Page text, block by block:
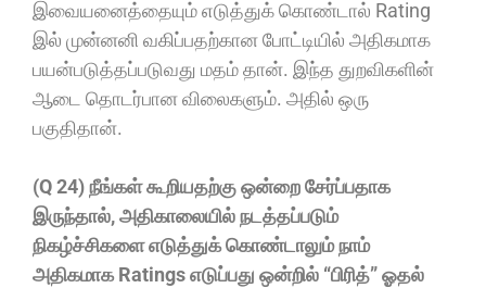
இவையனைத்தையும் எடுத்துக் கொண்டால் Rating
இல் முன்னனி வகிப்பதற்கான போட்டியில் அதிகமாக
பயன்படுத்தப்படுவது மதம் தான். இந்த துறவிகளின்
ஆடை தொடர்பான விலைகளும். அதில் ஒரு
பகுதிதான்.
(Q 24) நீங்கள் கூறியதற்கு ஒன்றை சேர்ப்பதாக
இருந்தால், அதிகாலையில் நடத்தப்படும்
நிகழ்ச்சிகளை எடுத்துக் கொண்டாலும் நாம்
அதிகமாக Ratings எடுப்பது ஒன்றில் “பிரித்” ஓதல்